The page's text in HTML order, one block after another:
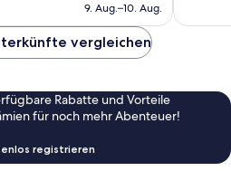
beträgt
9. Aug.–10. Aug.
vergleichen
Rabatte und Vorteile
für noch mehr Abenteuer!
registrieren